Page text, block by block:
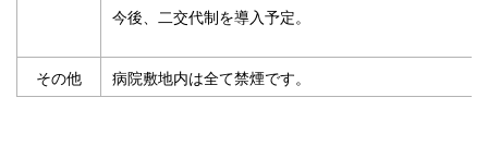
今後、二交代制を導入予定。
その他 病院敷地内は全て禁煙です。